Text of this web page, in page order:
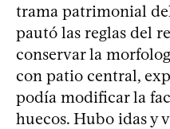
trama patrimonial
pautó las reglas del
conservar la
con patio central,
podía modificar la
huecos. Hubo idas y